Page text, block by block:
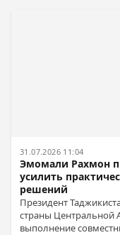
31.07.2026 11:04
Эмомали Рахмон
усилить
решений
Президент
страны Центральной
выполнение